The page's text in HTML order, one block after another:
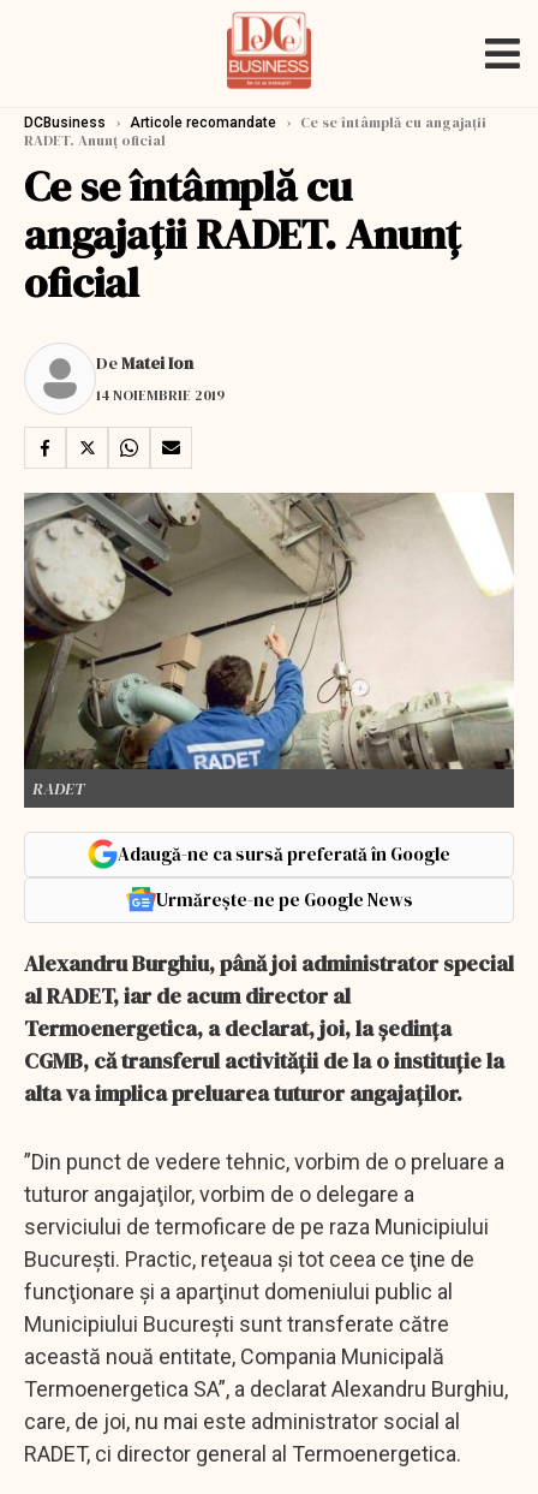
DCBusiness › Articole recomandate › Ce se întâmplă cu angajații
RADET. Anunț oficial
Ce se întâmplă cu
angajații RADET. Anunț
oficial
DeMatei Ion
14 NOIEMBRIE 2019
RADET
Adaugă-ne ca sursă preferată în Google
Urmărește-ne pe Google News
Alexandru Burghiu, până joi administrator special
al RADET, iar de acum director al
Termoenergetica, a declarat, joi, la ședința
CGMB, că transferul activității de la o instituție la
alta va implica preluarea tuturor angajaților.
”Din punct de vedere tehnic, vorbim de o preluare a
tuturor angajaţilor, vorbim de o delegare a
serviciului de termoficare de pe raza Municipiului
Bucureşti. Practic, reţeaua şi tot ceea ce ţine de
funcţionare şi a aparţinut domeniului public al
Municipiului Bucureşti sunt transferate către
această nouă entitate, Compania Municipală
Termoenergetica SA”, a declarat Alexandru Burghiu,
care, de joi, nu mai este administrator social al
RADET, ci director general al Termoenergetica.